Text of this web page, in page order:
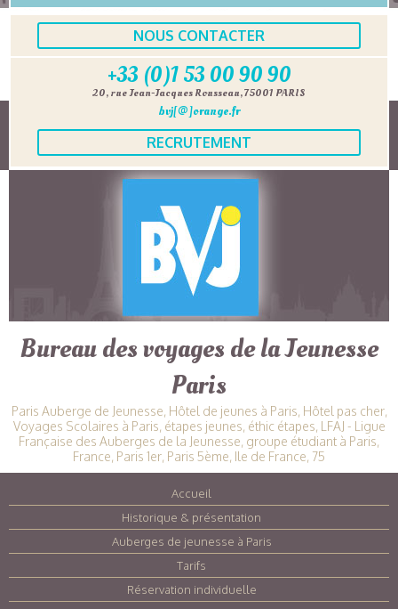
NOUS CONTACTER
+33 (0)1 53 00 90 90
20, rue Jean-Jacques Rousseau, 75001 PARIS
bvj[@]orange.fr
RECRUTEMENT
Bureau des voyages de la Jeunesse
Paris
Paris Auberge de Jeunesse, Hôtel de jeunes à Paris, Hôtel pas cher,
Voyages Scolaires à Paris, étapes jeunes, éthic étapes, LFAJ - Ligue
Française des Auberges de la Jeunesse, groupe étudiant à Paris,
France, Paris 1er, Paris 5ème, Ile de France, 75
Accueil
Historique & présentation
Auberges de jeunesse à Paris
Tarifs
Réservation individuelle